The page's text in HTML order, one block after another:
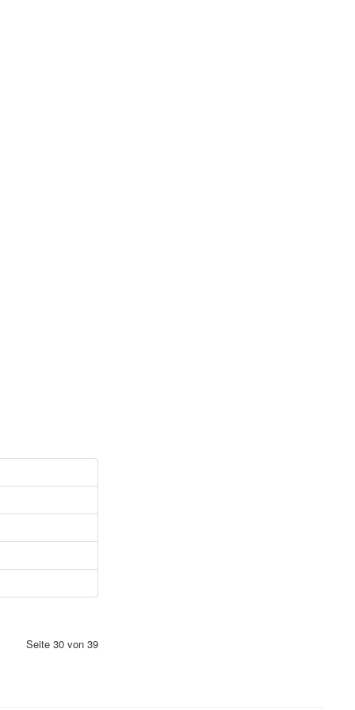
Seite 30 von 39